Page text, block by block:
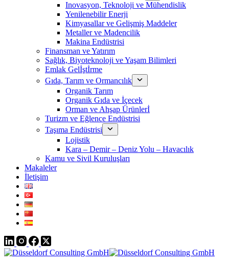
Inovasyon, Teknoloji ve Mühendislik
Yenilenebilir Enerji
Kimyasallar ve Gelişmiş Maddeler
Metaller ve Madencilik
Makina Endüstrisi
Finansman ve Yatırım
Sağlık, Biyoteknoloji ve Yaşam Bilimleri
Emlak Gelİştİrme
Gıda, Tarım ve Ormancılık
Organik Tarım
Organik Gıda ve İçecek
Orman ve Ahşap Ürünlerİ
Turizm ve Eğlence Endüstrisi
Taşıma Endüstrisi
Lojistik
Kara – Demir – Deniz Yolu – Havacılık
Kamu ve Sivil Kuruluşları
Makaleler
İletişim